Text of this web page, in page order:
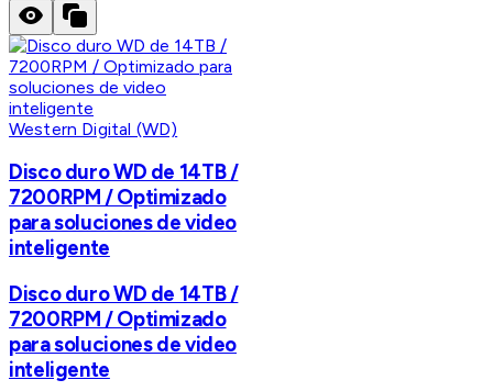
Western Digital (WD)
Disco duro WD de 14TB /
7200RPM / Optimizado
para soluciones de video
inteligente
Disco duro WD de 14TB /
7200RPM / Optimizado
para soluciones de video
inteligente